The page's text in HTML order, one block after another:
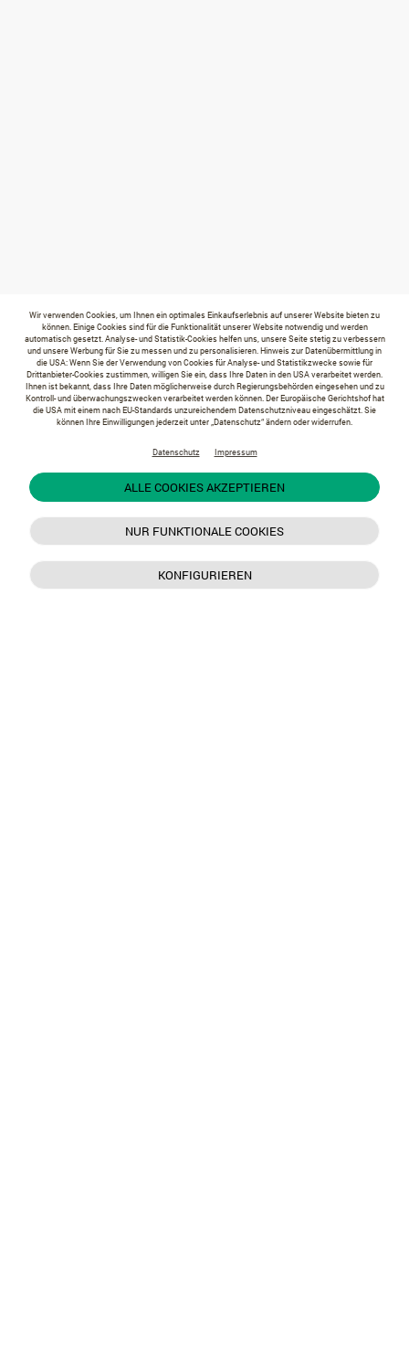
Wir verwenden Cookies, um Ihnen ein optimales Einkaufserlebnis auf unserer Website bieten zu
können. Einige Cookies sind für die Funktionalität unserer Website notwendig und werden
automatisch gesetzt. Analyse- und Statistik-Cookies helfen uns, unsere Seite stetig zu verbessern
und unsere Werbung für Sie zu messen und zu personalisieren. Hinweis zur Datenübermittlung in
die USA: Wenn Sie der Verwendung von Cookies für Analyse- und Statistikzwecke sowie für
Drittanbieter-Cookies zustimmen, willigen Sie ein, dass Ihre Daten in den USA verarbeitet werden.
Ihnen ist bekannt, dass Ihre Daten möglicherweise durch Regierungsbehörden eingesehen und zu
Kontroll- und überwachungszwecken verarbeitet werden können. Der Europäische Gerichtshof hat
die USA mit einem nach EU-Standards unzureichendem Datenschutzniveau eingeschätzt. Sie
können Ihre Einwilligungen jederzeit unter „Datenschutz“ ändern oder widerrufen.
Datenschutz Impressum
ALLE COOKIES AKZEPTIEREN
NUR FUNKTIONALE COOKIES
KONFIGURIEREN